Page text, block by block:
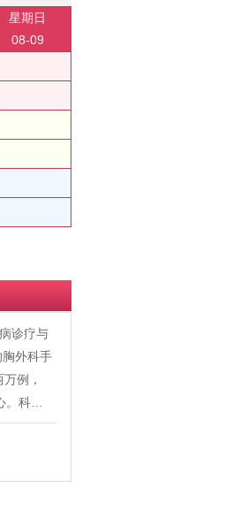
星期日
08-09
诊疗与
外科手
例，
。科…